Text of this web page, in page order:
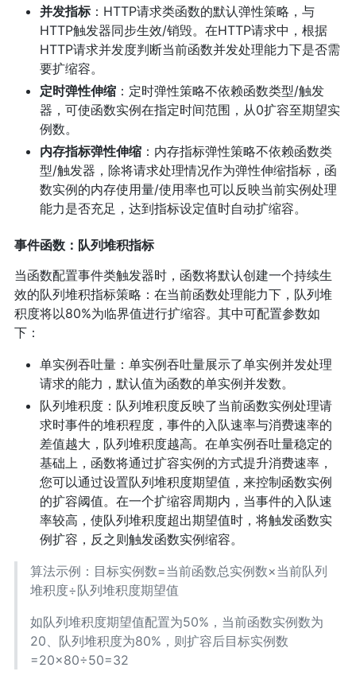
并发指标：HTTP请求类函数的默认弹性策略，与
HTTP触发器同步生效/销毁。在HTTP请求中，根据
HTTP请求并发度判断当前函数并发处理能力下是否需
要扩缩容。
定时弹性伸缩：定时弹性策略不依赖函数类型/触发
器，可使函数实例在指定时间范围，从0扩容至期望实
例数。
内存指标弹性伸缩：内存指标弹性策略不依赖函数类
型/触发器，除将请求处理情况作为弹性伸缩指标，函
数实例的内存使用量/使用率也可以反映当前实例处理
能力是否充足，达到指标设定值时自动扩缩容。
事件函数：队列堆积指标
当函数配置事件类触发器时，函数将默认创建一个持续生
效的队列堆积指标策略：在当前函数处理能力下，队列堆
积度将以80%为临界值进行扩缩容。其中可配置参数如
下：
单实例吞吐量：单实例吞吐量展示了单实例并发处理
请求的能力，默认值为函数的单实例并发数。
队列堆积度：队列堆积度反映了当前函数实例处理请
求时事件的堆积程度，事件的入队速率与消费速率的
差值越大，队列堆积度越高。在单实例吞吐量稳定的
基础上，函数将通过扩容实例的方式提升消费速率，
您可以通过设置队列堆积度期望值，来控制函数实例
的扩容阈值。在一个扩缩容周期内，当事件的入队速
率较高，使队列堆积度超出期望值时，将触发函数实
例扩容，反之则触发函数实例缩容。
算法示例：目标实例数=当前函数总实例数×当前队列
堆积度÷队列堆积度期望值
如队列堆积度期望值配置为50%，当前函数实例数为
20、队列堆积度为80%，则扩容后目标实例数
=20×80÷50=32